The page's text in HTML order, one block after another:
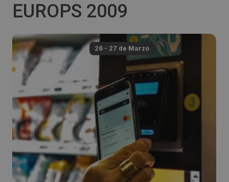
EUROPS 2009
26 - 27 de Marzo